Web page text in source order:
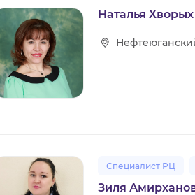
Наталья Хворых
Специалист РЦ
Зиля